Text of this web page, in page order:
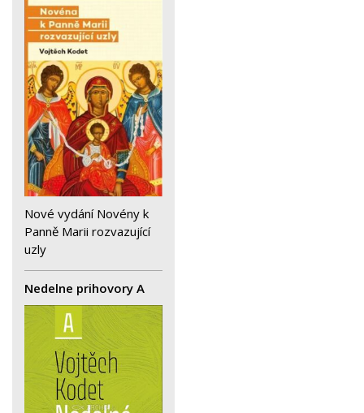
Nové vydání Novény k
Panně Marii rozvazující
uzly
Nedelne prihovory A